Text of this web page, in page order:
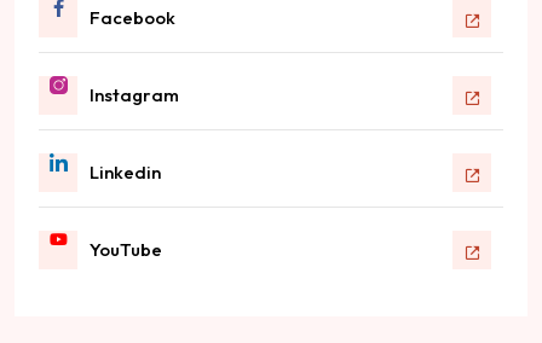
Facebook
Instagram
Linkedin
YouTube